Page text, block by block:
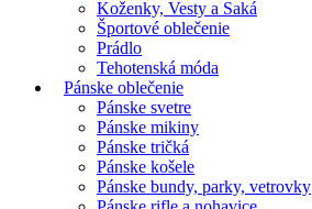
Koženky, Vesty a Saká
Športové oblečenie
Prádlo
Tehotenská móda
Pánske oblečenie
Pánske svetre
Pánske mikiny
Pánske tričká
Pánske košele
Pánske bundy, parky, vetrovky